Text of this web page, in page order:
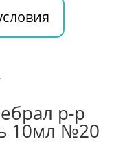
р-р
10мл №20